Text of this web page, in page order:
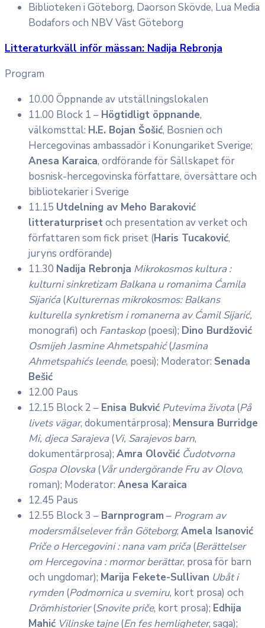
Biblioteken i Göteborg, Daorson Skövde, Lua Media
Bodafors och NBV Väst Göteborg
Litteraturkväll inför mässan: Nadija Rebronja
Program
10.00 Öppnande av utställningslokalen
11.00 Block 1 – Högtidligt öppnande,
välkomsttal: H.E. Bojan Šošić, Bosnien och
Hercegovinas ambassadör i Konungariket Sverige;
Anesa Karaica, ordförande för Sällskapet för
bosnisk-hercegovinska författare, översättare och
bibliotekarier i Sverige
11.15 Utdelning av Meho Baraković
litteraturprisetoch presentation av verket och
författaren som fick priset (Haris Tucaković,
juryns ordförande)
11.30 Nadija Rebronja Mikrokosmos kultura :
kulturni sinkretizam Balkana u romanima Ćamila
Sijarića(Kulturernas mikrokosmos: Balkans
kulturella synkretism i romanerna av Ćamil Sijarić,
monografi) och Fantaskop(poesi); Dino Burdžović
Osmijeh Jasmine Ahmetspahić(Jasmina
Ahmetspahićs leende, poesi); Moderator: Senada
Bešić
12.00 Paus
12.15 Block 2 – Enisa Bukvić Putevima života(På
livets vägar, dokumentärprosa); Mensura Burridge
Mi, djeca Sarajeva(Vi, Sarajevos barn,
dokumentärprosa); Amra Olovčić Čudotvorna
Gospa Olovska(Vår undergörande Fru av Olovo,
roman); Moderator: Anesa Karaica
12.45 Paus
12.55 Block 3 – Barnprogram – Program av
modersmålselever från Göteborg; Amela Isanović
Priče o Hercegovini : nana vam priča(Berättelser
om Hercegovina : mormor berättar, prosa för barn
och ungdomar); Marija Fekete-Sullivan Ubåt i
rymden (Podmornica u svemiru, kort prosa) och
Drömhistorier(Snovite priče, kort prosa); Edhija
Mahić Vilinske tajne(En fes hemligheter, saga);